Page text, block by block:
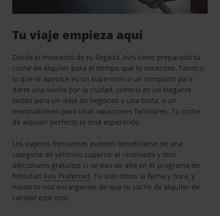
Tu viaje empieza aquí
Desde el momento de tu llegada, Avis tiene preparado tu
coche de alquiler para el tiempo que lo necesites. Tanto si
lo que te apetece es un supermini o un compacto para
darte una vuelta por la ciudad, como si es un elegante
sedán para un viaje de negocios o una boda, o un
monovolumen para unas vacaciones familiares. Tu coche
de alquiler perfecto te está esperando.
Los viajeros frecuentes pueden beneficiarse de una
categoría de vehículo superior al reservado y días
adicionales gratuitos si se dan de alta en el programa de
fidelidadAvis Preferred. Tú solo dinos la fecha y hora, y
nosotros nos encargamos de que tu coche de alquiler de
calidad esté listo.